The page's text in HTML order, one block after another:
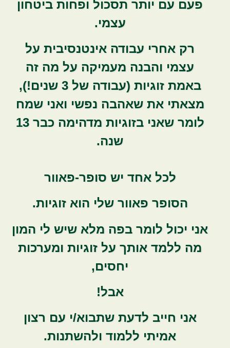
פעם עם יותר תסכול ופחות ביטחון
עצמי.
רק אחרי עבודה אינטנסיבית על
עצמי והבנה מעמיקה על מה זה
באמת זוגיות (עבודה של 3 שנים!),
מצאתי את שאהבה נפשי ואני שמח
לומר שאני בזוגיות מדהימה כבר 13
שנה.
לכל אחד יש סופר-פאוור
הסופר פאוור שלי הוא זוגיות.
אני יכול לומר בפה מלא שיש לי המון
מה ללמד אותך על זוגיות ומערכות
יחסים,
אבל!
אני חייב לדעת שתבוא/י עם רצון
אמיתי ללמוד ולהשתנות.